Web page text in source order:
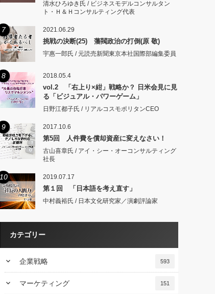
清水ひろゆき氏 / ビジネスモデルコンサルタン
ト・Ｈ＆Ｈコンサルティング代表
7 2021.06.29
挑戦の決断(25) 藩閥政治の打倒(原 敬)
宇惠一郎氏 / 元読売新聞東京本社国際部編集委員
8 2018.05.4
vol.2 「右上り×紺」戦略か？ 日米会見に見
る「ビジュアル・パワーゲーム」
日野江都子氏 / リアルコスモポリタンCEO
9 2017.10.6
第5回 人件費を償却資産に変えなさい！
古山喜章氏 / アイ・シー・オーコンサルティング
社長
10 2019.07.17
第１回 「日本語を考え直す」
中村義裕氏 / 日本文化研究家／演劇評論家
カテゴリー
keyboard_arrow_down 企業戦略 593
keyboard_arrow_down マーケティング 151